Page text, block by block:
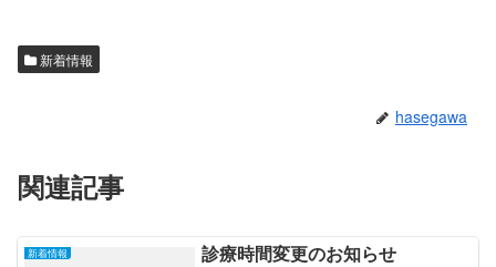
新着情報
hasegawa
関連記事
新着情報 診療時間変更のお知らせ